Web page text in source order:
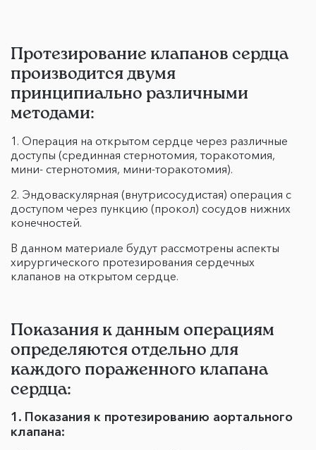
Протезирование клапанов сердца
производится двумя
принципиально различными
методами:
1. Операция на открытом сердце через различные
доступы (срединная стернотомия, торакотомия,
мини- стернотомия, мини-торакотомия).
2. Эндоваскулярная (внутрисосудистая) операция с
доступом через пункцию (прокол) сосудов нижних
конечностей.
В данном материале будут рассмотрены аспекты
хирургического протезирования сердечных
клапанов на открытом сердце.
Показания к данным операциям
определяются отдельно для
каждого пораженного клапана
сердца:
1. Показания к протезированию аортального
клапана: